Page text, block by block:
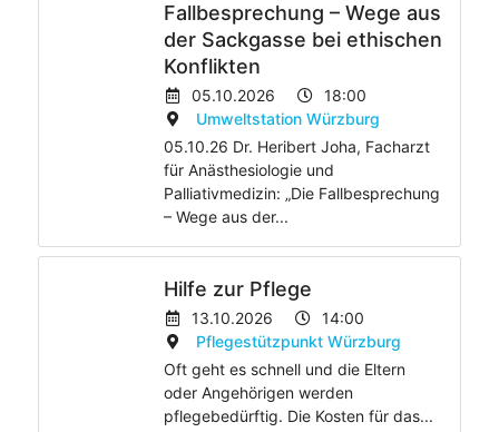
Fallbesprechung – Wege aus
der Sackgasse bei ethischen
Konflikten
05.10.2026
18:00
Umweltstation Würzburg
05.10.26 Dr. Heribert Joha, Facharzt
für Anästhesiologie und
Palliativmedizin: „Die Fallbesprechung
– Wege aus der...
Hilfe zur Pflege
13.10.2026
14:00
Pflegestützpunkt Würzburg
Oft geht es schnell und die Eltern
oder Angehörigen werden
pflegebedürftig. Die Kosten für das...